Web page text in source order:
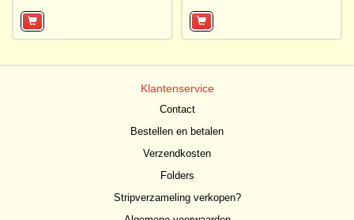
Klantenservice
Contact
Bestellen en betalen
Verzendkosten
Folders
Stripverzameling verkopen?